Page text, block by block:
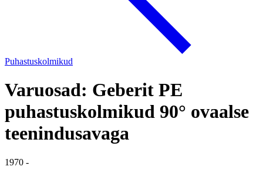
Puhastuskolmikud
Varuosad: Geberit PE
puhastuskolmikud 90° ovaalse
teenindusavaga
1970 -